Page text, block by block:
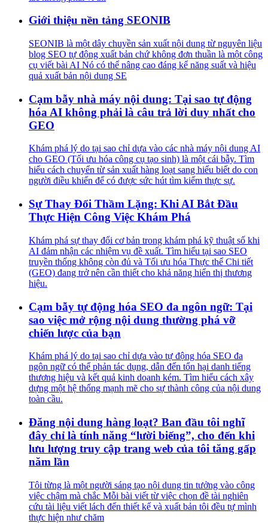
Giới thiệu nền tảng SEONIB
SEONIB là một dây chuyền sản xuất nội dung từ nguyên liệu
blog SEO tự động xuất bản chứ không đơn thuần là một công
cụ viết bài AI Nó có thể nâng cao đáng kể năng suất và hiệu
quả xuất bản nội dung SE
Cạm bẫy nhà máy nội dung: Tại sao tự động
hóa AI không phải là câu trả lời duy nhất cho
GEO
Khám phá lý do tại sao chỉ dựa vào các nhà máy nội dung AI
cho GEO (Tối ưu hóa công cụ tạo sinh) là một cái bẫy. Tìm
hiểu cách chuyển từ sản xuất hàng loạt sang hiểu biết do con
người điều khiển để có được sức hút tìm kiếm thực sự.
Sự Thay Đổi Thầm Lặng: Khi AI Bắt Đầu
Thực Hiện Công Việc Khám Phá
Khám phá sự thay đổi cơ bản trong khám phá kỹ thuật số khi
AI đảm nhận các nhiệm vụ đề xuất. Tìm hiểu tại sao SEO
truyền thống không còn đủ và Tối ưu hóa Thực thể Chi tiết
(GEO) đang trở nên cần thiết cho khả năng hiển thị thương
hiệu.
Cạm bẫy tự động hóa SEO đa ngôn ngữ: Tại
sao việc mở rộng nội dung thường phá vỡ
chiến lược của bạn
Khám phá lý do tại sao chỉ dựa vào tự động hóa SEO đa
ngôn ngữ có thể phản tác dụng, dẫn đến tổn hại danh tiếng
thương hiệu và kết quả kinh doanh kém. Tìm hiểu cách xây
dựng một hệ thống mạnh mẽ cho sự thành công của nội dung
toàn cầu.
Đăng nội dung hàng loạt? Ban đầu tôi nghĩ
đây chỉ là tính năng “lười biếng”, cho đến khi
lưu lượng truy cập trang web của tôi tăng gấp
năm lần
Tôi từng là một người sáng tạo nội dung tin tưởng vào công
việc chậm mà chắc Mỗi bài viết từ việc chọn đề tài nghiên
cứu tài liệu viết lách đến thiết kế và xuất bản tôi đều tự mình
thực hiện như chăm